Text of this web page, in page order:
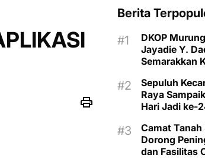
Berita
DKOP
Jayadie Y.
Semarakkan
Sepuluh
Raya
Hari Jadi ke-
Camat
Dorong
dan Fasilitas